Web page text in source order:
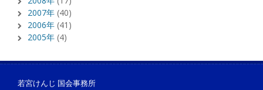
2007年 (40)
2006年 (41)
2005年 (4)
若宮けんじ 国会事務所